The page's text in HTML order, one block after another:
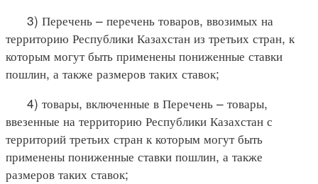
3) Перечень – перечень товаров, ввозимых на
территорию Республики Казахстан из третьих стран, к
которым могут быть применены пониженные ставки
пошлин, а также размеров таких ставок;
4) товары, включенные в Перечень – товары,
ввезенные на территорию Республики Казахстан с
территорий третьих стран к которым могут быть
применены пониженные ставки пошлин, а также
размеров таких ставок;